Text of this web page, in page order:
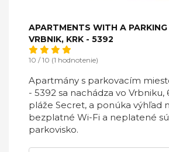
APARTMENTS WITH A PARKING
VRBNIK, KRK - 5392
10 / 10 (1 hodnotenie)
Apartmány s parkovacím
- 5392 sa nachádza vo
pláže Secret, a ponúka výhľad
bezplatné Wi-Fi a neplatené
parkovisko.